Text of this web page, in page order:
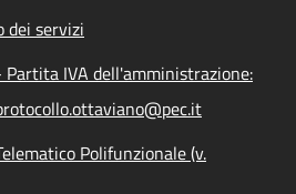
dei servizi
IVA dell'amministrazione:
Polifunzionale (v.